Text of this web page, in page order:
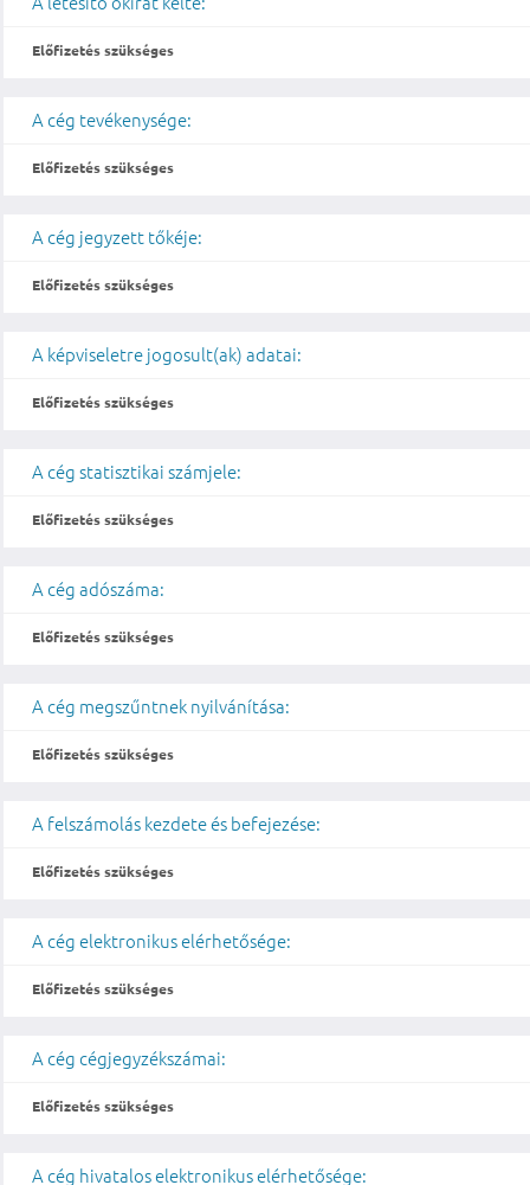
Előfizetés szükséges
A cég tevékenysége:
Előfizetés szükséges
A cég jegyzett tőkéje:
Előfizetés szükséges
A képviseletre jogosult(ak) adatai:
Előfizetés szükséges
A cég statisztikai számjele:
Előfizetés szükséges
A cég adószáma:
Előfizetés szükséges
A cég megszűntnek nyilvánítása:
Előfizetés szükséges
A felszámolás kezdete és befejezése:
Előfizetés szükséges
A cég elektronikus elérhetősége:
Előfizetés szükséges
A cég cégjegyzékszámai:
Előfizetés szükséges
A cég hivatalos elektronikus elérhetősége: